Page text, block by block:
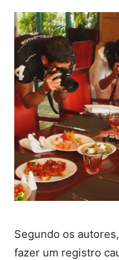
Segundo os
fazer um registro